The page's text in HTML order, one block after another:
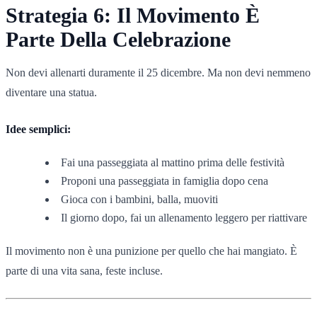
Strategia 6: Il Movimento È
Parte Della Celebrazione
Non devi allenarti duramente il 25 dicembre. Ma non devi nemmeno
diventare una statua.
Idee semplici:
Fai una passeggiata al mattino prima delle festività
Proponi una passeggiata in famiglia dopo cena
Gioca con i bambini, balla, muoviti
Il giorno dopo, fai un allenamento leggero per riattivare
Il movimento non è una punizione per quello che hai mangiato. È
parte di una vita sana, feste incluse.